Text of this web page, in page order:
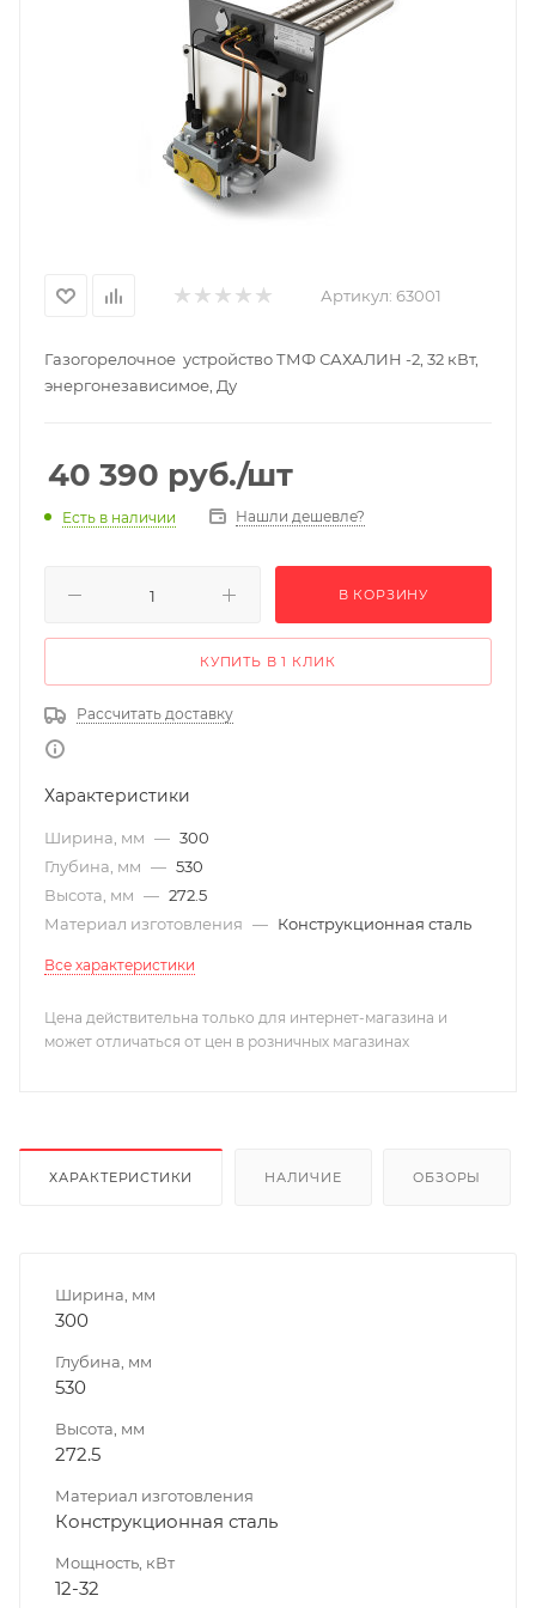
Артикул: 63001
Газогорелочное устройство ТМФ САХАЛИН -2, 32 кВт,
энергонезависимое, Ду
40 390 руб./шт
Есть в наличии Нашли дешевле?
В КОРЗИНУ
КУПИТЬ В 1 КЛИК
Рассчитать доставку
Характеристики
Ширина, мм — 300
Глубина, мм — 530
Высота, мм — 272.5
Материал изготовления — Конструкционная сталь
Все характеристики
Цена действительна только для интернет-магазина и
может отличаться от цен в розничных магазинах
ХАРАКТЕРИСТИКИ НАЛИЧИЕ ОБЗОРЫ
Ширина, мм
300
Глубина, мм
530
Высота, мм
272.5
Материал изготовления
Конструкционная сталь
Мощность, кВт
12-32